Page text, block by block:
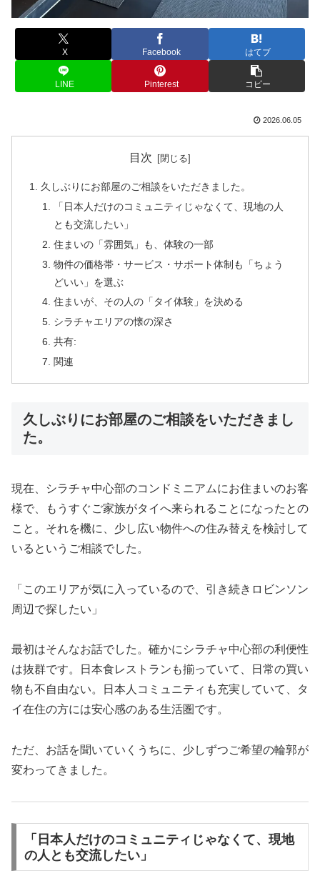
X Facebook はてブ
LINE Pinterest コピー
2026.06.05
目次
久しぶりにお部屋のご相談をいただきました。
「日本人だけのコミュニティじゃなくて、現地の人
とも交流したい」
住まいの「雰囲気」も、体験の一部
物件の価格帯・サービス・サポート体制も「ちょう
どいい」を選ぶ
住まいが、その人の「タイ体験」を決める
シラチャエリアの懐の深さ
共有:
関連
久しぶりにお部屋のご相談をいただきまし
た。
現在、シラチャ中心部のコンドミニアムにお住まいのお客
様で、もうすぐご家族がタイへ来られることになったとの
こと。それを機に、少し広い物件への住み替えを検討して
いるというご相談でした。
「このエリアが気に入っているので、引き続きロビンソン
周辺で探したい」
最初はそんなお話でした。確かにシラチャ中心部の利便性
は抜群です。日本食レストランも揃っていて、日常の買い
物も不自由ない。日本人コミュニティも充実していて、タ
イ在住の方には安心感のある生活圏です。
ただ、お話を聞いていくうちに、少しずつご希望の輪郭が
変わってきました。
「日本人だけのコミュニティじゃなくて、現地
の人とも交流したい」